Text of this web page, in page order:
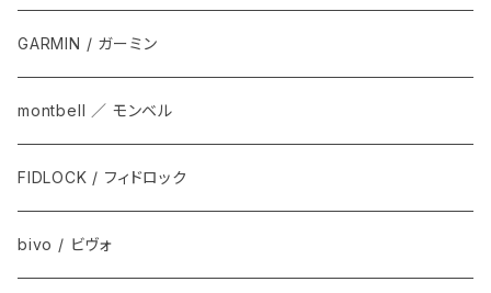
GARMIN / ガーミン
montbell ／ モンベル
FIDLOCK / フィドロック
bivo / ビヴォ